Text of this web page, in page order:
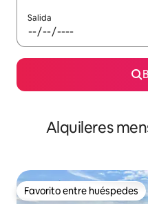
Salida
Alquileres
Favorito entre huéspedes
Favorito entre huéspedes